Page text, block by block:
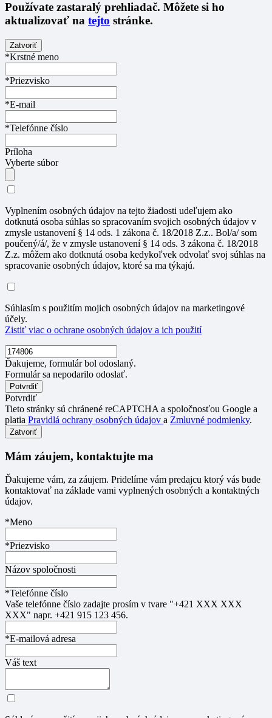
Používate zastaralý prehliadač. Môžete si ho
aktualizovať na tejto stránke.
Zatvoriť
*Krstné meno
*Priezvisko
*E-mail
*Telefónne číslo
Príloha
Vyberte súbor
Vyplnením osobných údajov na tejto žiadosti udeľujem ako
dotknutá osoba súhlas so spracovaním svojich osobných údajov v
zmysle ustanovení § 14 ods. 1 zákona č. 18/2018 Z.z.. Bol/a/ som
poučený/á/, že v zmysle ustanovení § 14 ods. 3 zákona č. 18/2018
Z.z. môžem ako dotknutá osoba kedykoľvek odvolať svoj súhlas na
spracovanie osobných údajov, ktoré sa ma týkajú.
Súhlasím s použitím mojich osobných údajov na marketingové
účely.
Zistiť viac o ochrane osobných údajov a ich použití
Ďakujeme, formulár bol odoslaný.
Formulár sa nepodarilo odoslať.
Potvrdiť
Tieto stránky sú chránené reCAPTCHA a spoločnosťou Google a
platia Pravidlá ochrany osobných údajov a Zmluvné podmienky.
Zatvoriť
Mám záujem, kontaktujte ma
Ďakujeme vám, za záujem. Pridelíme vám predajcu ktorý vás bude
kontaktovať na základe vami vyplnených osobných a kontaktných
údajov.
*Meno
*Priezvisko
Názov spoločnosti
*Telefónne číslo
Vaše telefónne číslo zadajte prosím v tvare "+421 XXX XXX
XXX" napr. +421 915 123 456.
*E-mailová adresa
Váš text